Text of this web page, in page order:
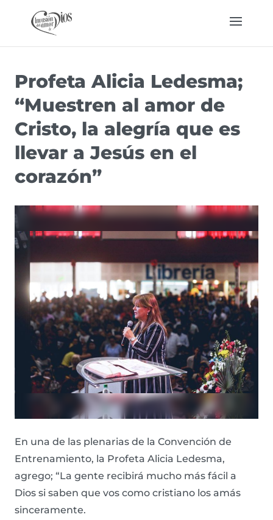
Profeta Alicia Ledesma;
“Muestren al amor de
Cristo, la alegría que es
llevar a Jesús en el
corazón”
En una de las plenarias de la Convención de
Entrenamiento, la Profeta Alicia Ledesma,
agrego; “La gente recibirá mucho más fácil a
Dios si saben que vos como cristiano los amás
sinceramente.